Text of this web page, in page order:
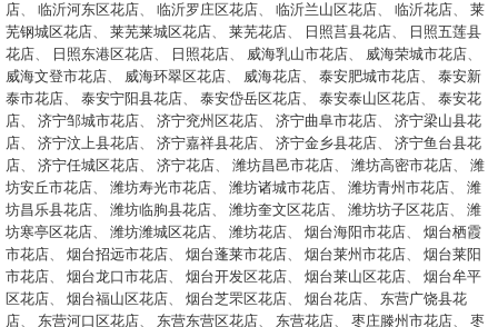
店、 临沂河东区花店、 临沂罗庄区花店、 临沂兰山区花店、 临沂花店、 莱
芜钢城区花店、 莱芜莱城区花店、 莱芜花店、 日照莒县花店、
日照五莲县
花店、 日照东港区花店、 日照花店、 威海乳山市花店、 威海荣城市花店、
威海文登市花店、 威海环翠区花店、 威海花店、 泰安肥城市花店、 泰安新
泰市花店、 泰安宁阳县花店、 泰安岱岳区花店、 泰安泰山区花店、 泰安花
店、 济宁邹城市花店、 济宁兖州区花店、 济宁曲阜市花店、 济宁梁山县花
店、 济宁汶上县花店、 济宁嘉祥县花店、 济宁金乡县花店、 济宁鱼台县花
店、 济宁任城区花店、 济宁花店、 潍坊昌邑市花店、 潍坊高密市花店、 潍
坊安丘市花店、 潍坊寿光市花店、 潍坊诸城市花店、 潍坊青州市花店、 潍
坊昌乐县花店、 潍坊临朐县花店、 潍坊奎文区花店、 潍坊坊子区花店、 潍
坊寒亭区花店、 潍坊潍城区花店、 潍坊花店、 烟台海阳市花店、 烟台栖霞
市花店、 烟台招远市花店、 烟台蓬莱市花店、 烟台莱州市花店、 烟台莱阳
市花店、 烟台龙口市花店、 烟台开发区花店、 烟台莱山区花店、 烟台牟平
区花店、 烟台福山区花店、 烟台芝罘区花店、 烟台花店、 东营广饶县花
店、 东营河口区花店、 东营东营区花店、 东营花店、 枣庄滕州市花店、 枣